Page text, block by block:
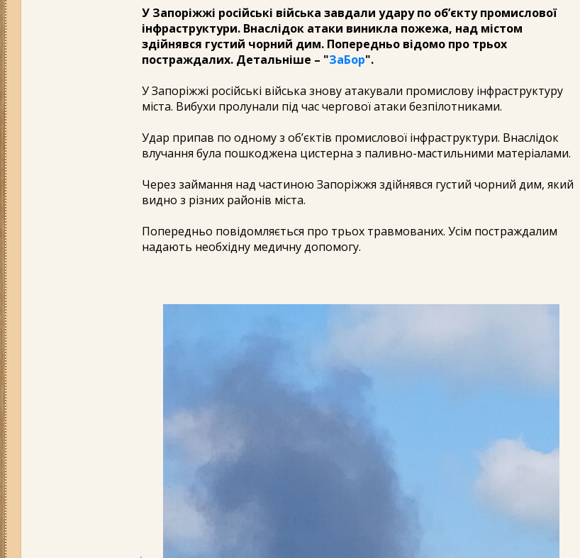
У Запоріжжі російські війська завдали удару по об’єкту промислової
інфраструктури. Внаслідок атаки виникла пожежа, над містом
здійнявся густий чорний дим. Попередньо відомо про трьох
постраждалих. Детальніше – "ЗаБор".
У Запоріжжі російські війська знову атакували промислову інфраструктуру
міста. Вибухи пролунали під час чергової атаки безпілотниками.
Удар припав по одному з об’єктів промислової інфраструктури. Внаслідок
влучання була пошкоджена цистерна з паливно-мастильними матеріалами.
Через займання над частиною Запоріжжя здійнявся густий чорний дим, який
видно з різних районів міста.
Попередньо повідомляється про трьох травмованих. Усім постраждалим
надають необхідну медичну допомогу.